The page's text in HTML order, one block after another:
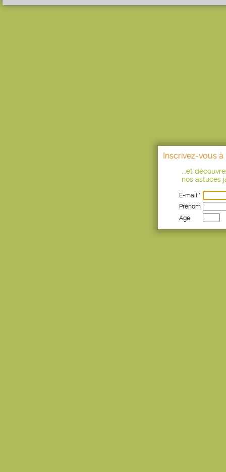
Inscrivez-vous
...et
nos astuces
E-mail *
Prénom
Age